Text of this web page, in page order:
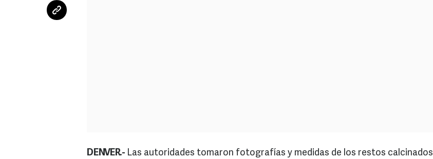
DENVER.- Las autoridades tomaron fotografías y medidas de los restos calcinados